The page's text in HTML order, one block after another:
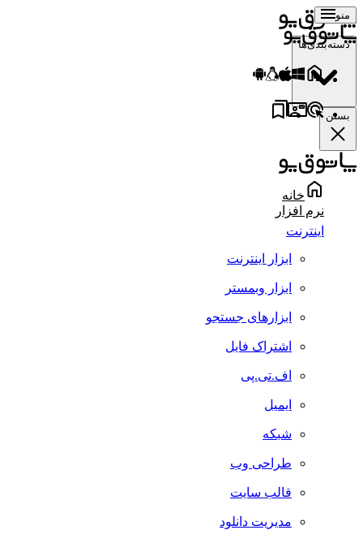
منو
دسته‌بندی‌ها
بستن
خانه
نرم افزار
اینترنت
ابزار اینترنت
ابزار وبمستر
ابزارهای جستجو
اشتراک فایل
اف.تی.پی
ایمیل
شبکه
طراحی وب
قالب سایت
مدیریت دانلود